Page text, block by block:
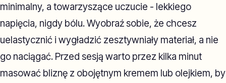
minimalny, a towarzyszące uczucie - lekkiego
napięcia, nigdy bólu. Wyobraź sobie, że chcesz
uelastycznić i wygładzić zesztywniały materiał, a nie
go naciągać. Przed sesją warto przez kilka minut
masować bliznę z obojętnym kremem lub olejkiem, by